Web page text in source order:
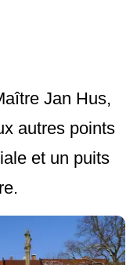
Jan Hus,
autres points
et un puits